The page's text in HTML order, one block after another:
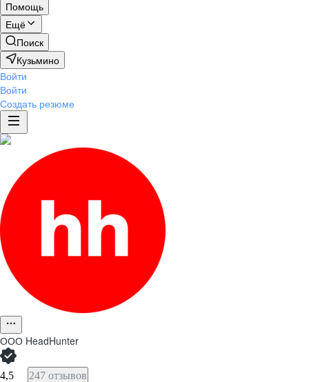
Помощь
Ещё
Поиск
Кузьмино
Войти
Войти
Создать резюме
ООО HeadHunter
4,5 247 отзывов